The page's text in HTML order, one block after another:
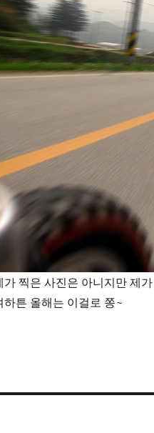
가 찍은 사진은 아니지만 제
하튼 올해는 이걸로 쫑~